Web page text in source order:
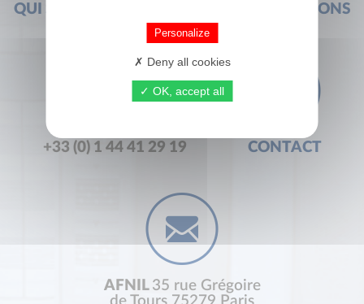
QUI SOMMES-NOUS ? FOIRE AUX QUESTIONS
+33 (0) 1 44 41 29 19 CONTACT
AFNIL 35 rue Grégoire
Personalize
Deny all cookies
OK, accept all